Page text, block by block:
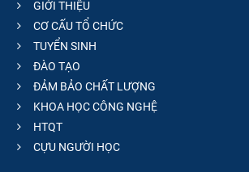
GIỚI THIỆU
CƠ CẤU TỔ CHỨC
TUYỂN SINH
ĐÀO TẠO
ĐẢM BẢO CHẤT LƯỢNG
KHOA HỌC CÔNG NGHỆ
HTQT
CỰU NGƯỜI HỌC